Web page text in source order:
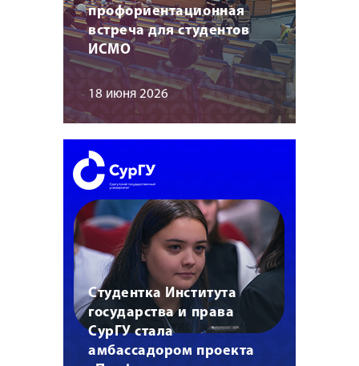
профориентационная
встреча для студентов
ИСМО
18 июня 2026
Студентка Института
государства и права
СурГУ стала
амбассадором проекта